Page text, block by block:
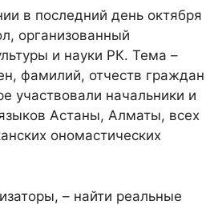
в последний день октября
организованный
и науки РК. Тема –
фамилий, отчеств граждан
участвовали начальники и
Астаны, Алматы, всех
ономастических
– найти реальные